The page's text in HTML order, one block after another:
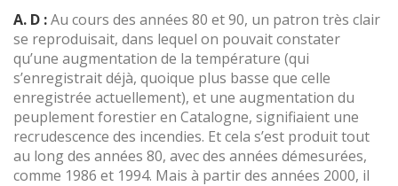
A. D :Au cours des années 80 et 90, un patron très clair
se reproduisait, dans lequel on pouvait constater
qu’une augmentation de la température (qui
s’enregistrait déjà, quoique plus basse que celle
enregistrée actuellement), et une augmentation du
peuplement forestier en Catalogne, signifiaient une
recrudescence des incendies. Et cela s’est produit tout
au long des années 80, avec des années démesurées,
comme 1986 et 1994. Mais à partir des années 2000, il